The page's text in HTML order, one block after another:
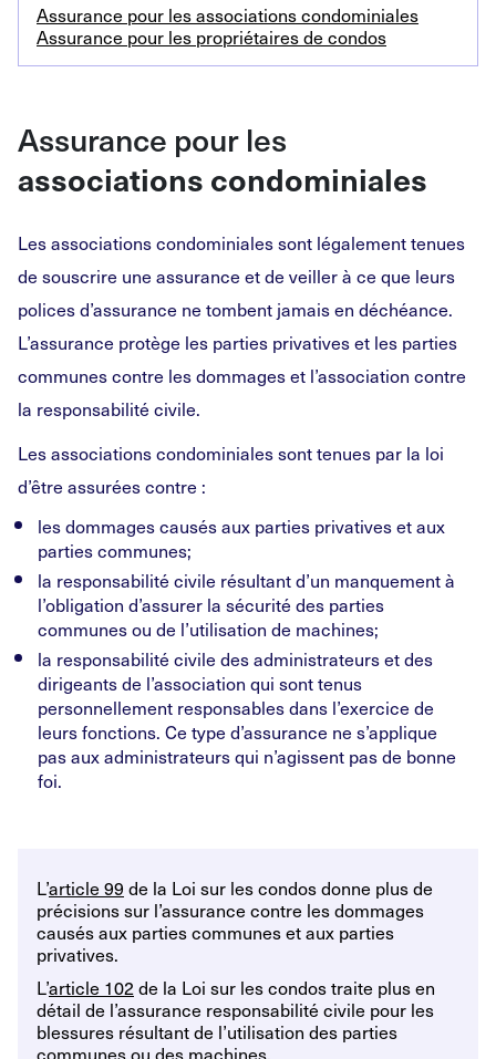
Assurance pour les associations condominiales
Assurance pour les propriétaires de condos
Assurance pour les
associations condominiales
Les associations condominiales sont légalement tenues
de souscrire une assurance et de veiller à ce que leurs
polices d’assurance ne tombent jamais en déchéance.
L’assurance protège les parties privatives et les parties
communes contre les dommages et l’association contre
la responsabilité civile.
Les associations condominiales sont tenues par la loi
d’être assurées contre :
les dommages causés aux parties privatives et aux
parties communes;
la responsabilité civile résultant d’un manquement à
l’obligation d’assurer la sécurité des parties
communes ou de l’utilisation de machines;
la responsabilité civile des administrateurs et des
dirigeants de l’association qui sont tenus
personnellement responsables dans l’exercice de
leurs fonctions. Ce type d’assurance ne s’applique
pas aux administrateurs qui n’agissent pas de bonne
foi.
L’article 99 de la Loi sur les condos donne plus de
précisions sur l’assurance contre les dommages
causés aux parties communes et aux parties
privatives.
L’article 102de la Loi sur les condos traite plus en
détail de l’assurance responsabilité civile pour les
blessures résultant de l’utilisation des parties
communes ou des machines.